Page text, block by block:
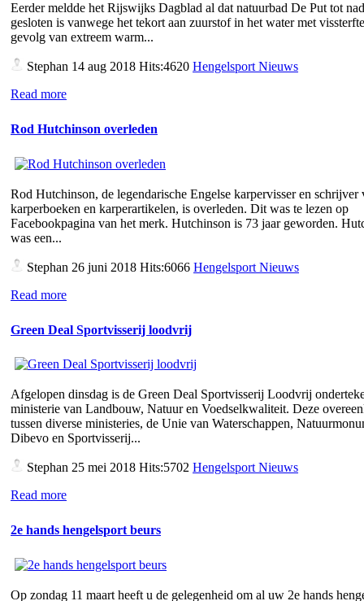
Eerder meldde het Rijswijks Dagblad al dat natuurbad De Put tot
gesloten is vanwege het tekort aan zuurstof in het water met
gevolg van extreem warm...
Stephan 14 aug 2018 Hits:4620 Hengelsport Nieuws
Read more
Rod Hutchinson overleden
Rod Hutchinson, de legendarische Engelse karpervisser en schrijver
karperboeken en karperartikelen, is overleden. Dit was te lezen op
Facebookpagina van het merk. Hutchinson is 73 jaar geworden.
was een...
Stephan 26 juni 2018 Hits:6066 Hengelsport Nieuws
Read more
Green Deal Sportvisserij loodvrij
Afgelopen dinsdag is de Green Deal Sportvisserij Loodvrij
ministerie van Landbouw, Natuur en Voedselkwaliteit. Deze
tussen diverse ministeries, de Unie van Waterschappen,
Dibevo en Sportvisserij...
Stephan 25 mei 2018 Hits:5702 Hengelsport Nieuws
Read more
2e hands hengelsport beurs
Op zondag 11 maart heeft u de gelegenheid om al uw 2e hands